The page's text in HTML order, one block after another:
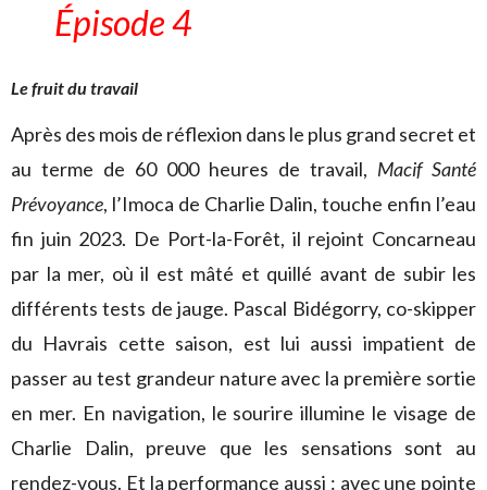
Épisode 4
Le fruit du travail
Après des mois de réflexion dans le plus grand secret et
au terme de 60 000 heures de travail, Macif Santé
Prévoyance, l’Imoca de Charlie Dalin, touche enfin l’eau
fin juin 2023. De Port-la-Forêt, il rejoint Concarneau
par la mer, où il est mâté et quillé avant de subir les
différents tests de jauge. Pascal Bidégorry, co-skipper
du Havrais cette saison, est lui aussi impatient de
passer au test grandeur nature avec la première sortie
en mer. En navigation, le sourire illumine le visage de
Charlie Dalin, preuve que les sensations sont au
rendez-vous. Et la performance aussi : avec une pointe